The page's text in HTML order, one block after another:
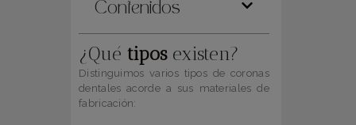
Contenidos
¿Qué tiposexisten?
Distinguimos varios tipos de coronas
dentales acorde a sus materiales de
fabricación: